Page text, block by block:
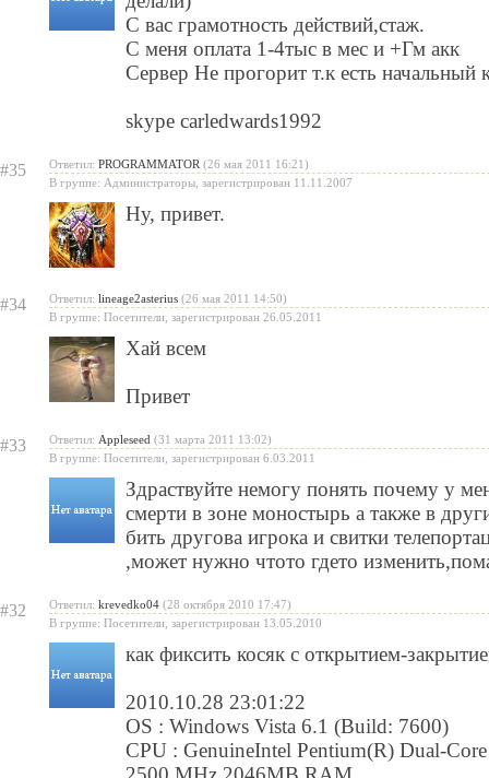
С вас грамотность действий,стаж.
С меня оплата 1-4тыс в мес и +Гм акк
Сервер Не прогорит т.к есть начальный
skype carledwards1992
#35 Ответил: PROGRAMMATOR (26 мая 2011 16:21)
В группе: Администраторы, зарегистрирован 11.11.2007
Ну, привет.
#34 Ответил: lineage2asterius (26 мая 2011 14:50)
В группе: Посетители, зарегистрирован 26.05.2011
Хай всем
Привет
#33 Ответил: Appleseed (31 марта 2011 13:02)
В группе: Посетители, зарегистрирован 6.03.2011
Здраствуйте немогу понять почему у
смерти в зоне моностырь а также в
бить другова игрока и свитки
,может нужно чтото гдето
#32 Ответил: krevedko04 (28 октября 2010 17:47)
В группе: Посетители, зарегистрирован 13.05.2010
как фиксить косяк с открытием-
2010.10.28 23:01:22
OS : Windows Vista 6.1 (Build: 7600)
CPU : GenuineIntel Pentium(R) Dual-